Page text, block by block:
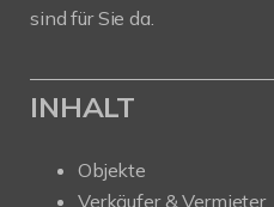
sind für Sie da.
INHALT
Objekte
Verkäufer & Vermieter